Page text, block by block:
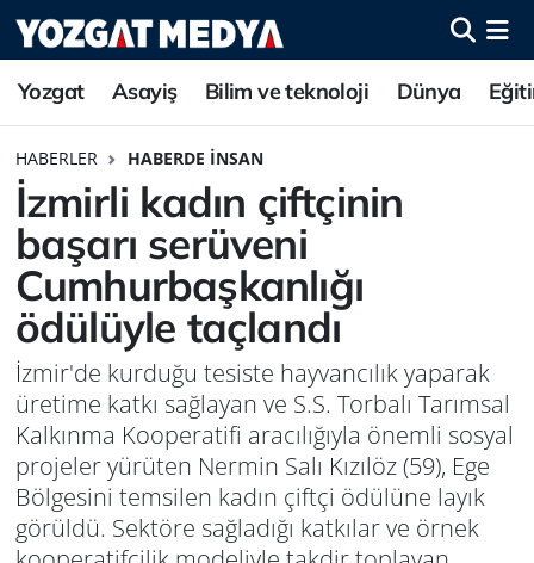
Yozgat Asayiş Bilim ve teknoloji Dünya
HABERLER HABERDE İNSAN
İzmirli kadın çiftçinin
başarı serüveni
Cumhurbaşkanlığı
ödülüyle taçlandı
İzmir'de kurduğu tesiste hayvancılık yaparak
üretime katkı sağlayan ve S.S. Torbalı Tarımsal
Kalkınma Kooperatifi aracılığıyla önemli sosyal
projeler yürüten Nermin Salı Kızılöz (59), Ege
Bölgesini temsilen kadın çiftçi ödülüne layık
görüldü. Sektöre sağladığı katkılar ve örnek